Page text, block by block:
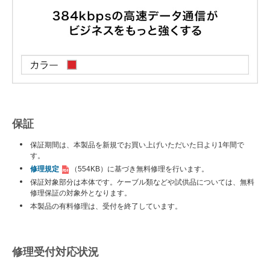
保証
保証期間は、本製品を新規でお買い上げいただいた日より1年間で
す。
修理規定
（554KB） に基づき無料修理を行います。
保証対象部分は本体です。ケーブル類などや試供品については、無料
修理保証の対象外となります。
本製品の有料修理は、受付を終了しています。
修理受付対応状況